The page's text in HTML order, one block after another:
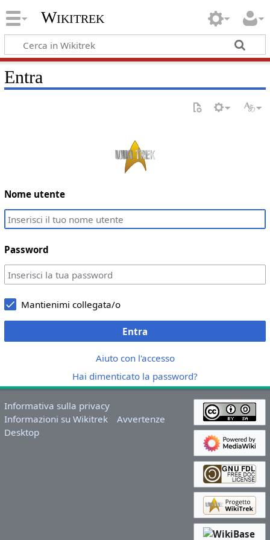
Wikitrek
Entra
Nome utente
Password
Mantienimi collegata/o
Entra
Aiuto con l'accesso
Hai dimenticato la password?
Informativa sulla privacy
Informazioni su Wikitrek
Avvertenze
Desktop